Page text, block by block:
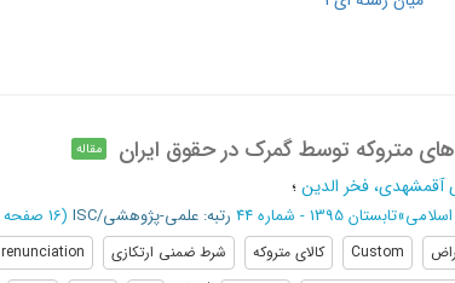
متروکه توسط گمرک در حقوق ایران مقاله
آقمشهدی، فخر الدین؛
»تابستان 1395 - شماره 44 رتبه: علمی-پژوهشی/ISC (‎16 صفحه -
Custom کالای متروکه شرط ضمنی ارتکازی
renunciation